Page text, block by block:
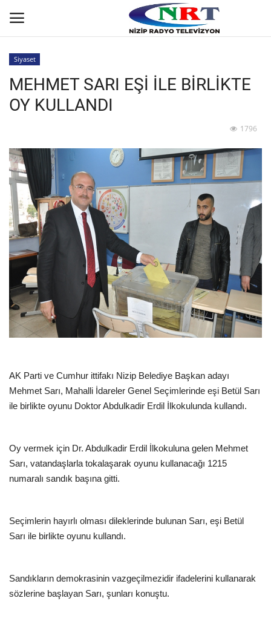
Ana
GÜNDEM
Siyaset
Ekonomi
Yaşam
Spor
EĞİTİM
Resmiilan
Siyaset
MEHMET SARI EŞİ İLE BİRLİKTE
OY KULLANDI
1796
AK Parti ve Cumhur ittifakı Nizip Belediye Başkan adayı
Mehmet Sarı, Mahalli İdareler Genel Seçimlerinde eşi Betül Sarı
ile birlikte oyunu Doktor Abdulkadir Erdil İlkokulunda kullandı.
Oy vermek için Dr. Abdulkadir Erdil İlkokuluna gelen Mehmet
Sarı, vatandaşlarla tokalaşarak oyunu kullanacağı 1215
numaralı sandık başına gitti.
Seçimlerin hayırlı olması dileklerinde bulunan Sarı, eşi Betül
Sarı ile birlikte oyunu kullandı.
Sandıkların demokrasinin vazgeçilmezidir ifadelerini kullanarak
sözlerine başlayan Sarı, şunları konuştu.